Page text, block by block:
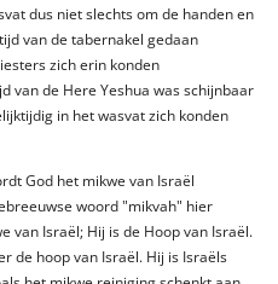
dus niet slechts om de handen en
van de tabernakel gedaan
zich erin konden
van de Here Yeshua was schijnbaar
in het wasvat zich konden
God het mikwe van Israël
woord "mikvah" hier
van Israël; Hij is de Hoop van Israël.
de hoop van Israël. Hij is Israëls